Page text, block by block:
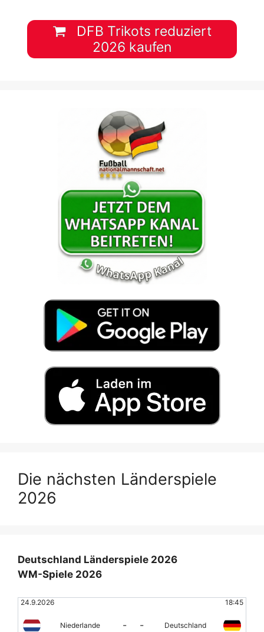
DFB Trikots reduziert
2026 kaufen
Die nächsten Länderspiele
2026
Deutschland Länderspiele 2026
WM-Spiele 2026
24.9.2026 18:45
Niederlande - - Deutschland